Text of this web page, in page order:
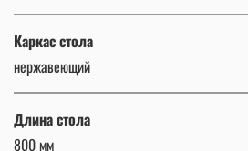
Каркас стола
нержавеющий
Длина стола
800 мм